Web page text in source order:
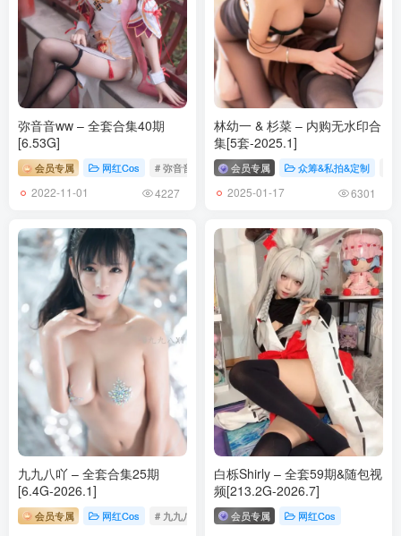
弥音音ww – 全套合集40期
[6.53G]
会员专属 网红Cos # 弥音音ww
2022-11-01 4227
林幼一 & 杉菜 – 内购无水印合
集[5套-2025.1]
会员专属 众筹&私拍&定制
2025-01-17 6301
九九八吖 – 全套合集25期
[6.4G-2026.1]
会员专属 网红Cos # 九九八吖
白栎Shirly – 全套59期&随包视
频[213.2G-2026.7]
会员专属 网红Cos